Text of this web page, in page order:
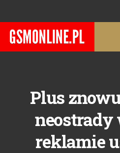
Plus
neostrady
reklamie